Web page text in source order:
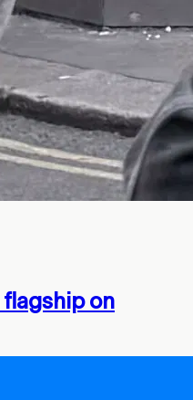
on